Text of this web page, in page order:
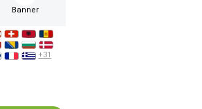
Banner
+31